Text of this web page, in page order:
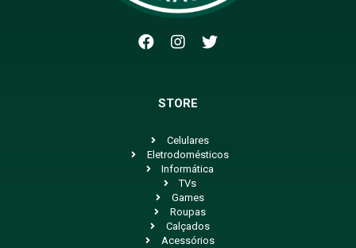
STORE
Celulares
Eletrodomésticos
Informática
TVs
Games
Roupas
Calçados
Acessórios